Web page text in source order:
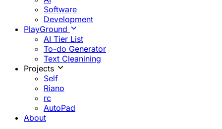
Software
Development
PlayGround
AI Tier List
To-do Generator
Text Cleanining
Projects
Self
Riano
rc
AutoPad
About